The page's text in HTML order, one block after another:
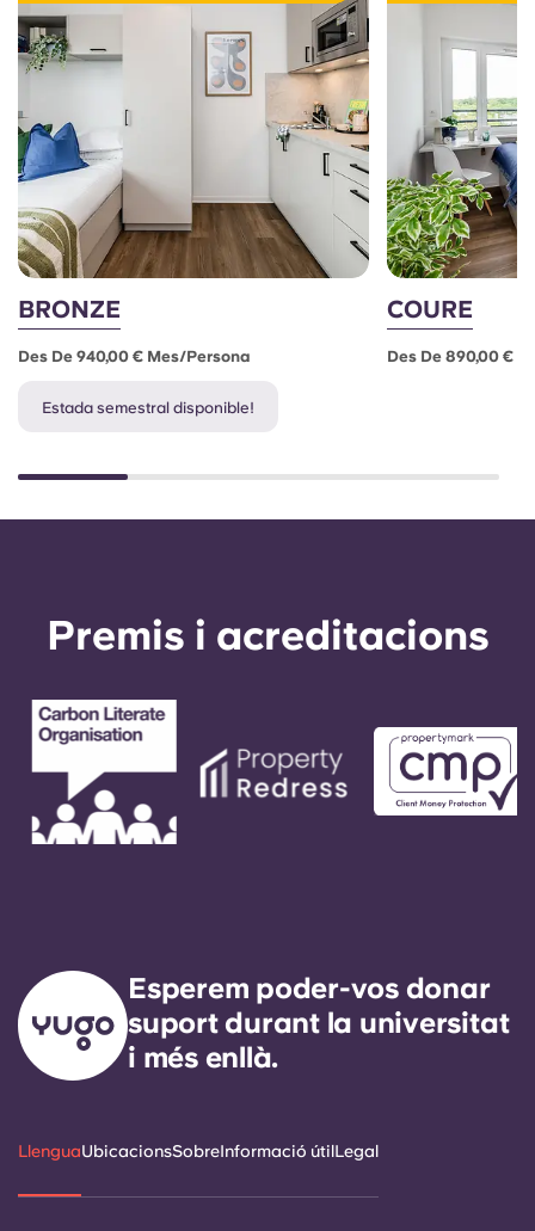
BRONZE
Des De 940,00 € Mes/persona
Estada semestral disponible!
COURE
Des De 890,00 €
Premis i acreditacions
Esperem poder-vos donar
suport durant la universitat
i més enllà.
LlenguaUbicacionsSobreInformació útilLegal